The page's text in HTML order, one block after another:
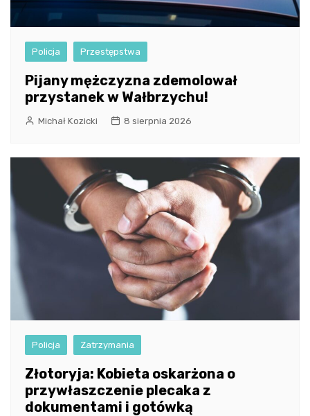
Policja Przestępstwa
Pijany mężczyzna zdemolował
przystanek w Wałbrzychu!
Michał Kozicki 8 sierpnia 2026
Policja Zatrzymania
Złotoryja: Kobieta oskarżona o
przywłaszczenie plecaka z
dokumentami i gotówką